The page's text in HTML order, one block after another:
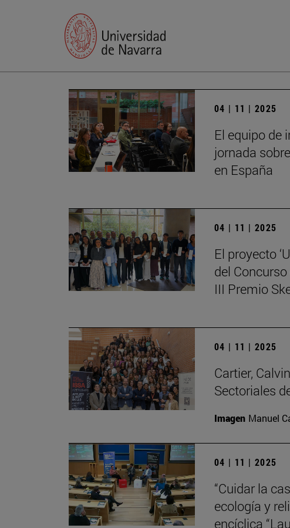
04 | 11 | 2025
El equipo de
jornada
en España
04 | 11 | 2025
El proyecto
del
III Premio
04 | 11 | 2025
Cartier,
Sectoriales
Imagen Manuel
04 | 11 | 2025
“Cuidar la
ecología y
encíclica